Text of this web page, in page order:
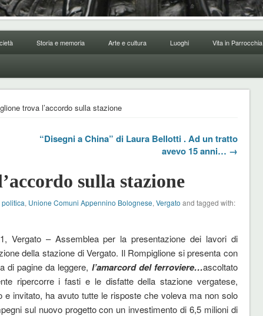
Storia e memoria Arte e cultura Luoghi Vita in Parrocchia
trova l’accordo sulla stazione
“Disegni a China” di Laura Bellotti . Ad un tratto
avevo 15 anni… →
sulla stazione
politica, Unione Comuni Appennino Bolognese, Vergato and tagged with:
Vergato – Assemblea per la presentazione dei lavori di
della stazione di Vergato. Il Rompiglione si presenta con
di pagine da leggere, l’amarcord del ferroviere…ascoltato
ripercorre i fasti e le disfatte della stazione vergatese,
e invitato, ha avuto tutte le risposte che voleva ma non solo
sul nuovo progetto con un investimento di 6,5 milioni di